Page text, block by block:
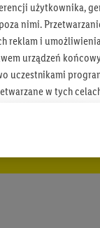
użytkownika,
nimi.
reklam i
urządzeń
uczestnikami
w tych
jako niezależny
generowaniu profili,
korzystania z